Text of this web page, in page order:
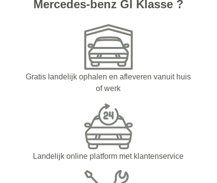
Mercedes-benz Gl Klasse ?
Gratis landelijk ophalen en afleveren vanuit huis
of werk
Landelijk online platform met klantenservice